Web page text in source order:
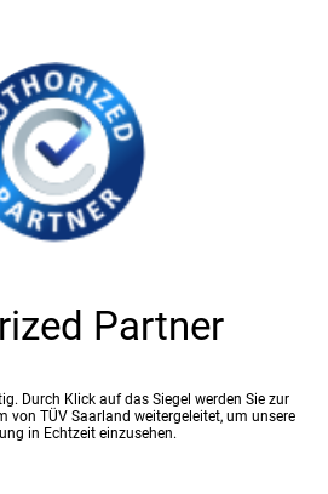
Partner
Durch Klick auf das Siegel werden Sie zur
TÜV Saarland weitergeleitet, um unsere
in Echtzeit einzusehen.